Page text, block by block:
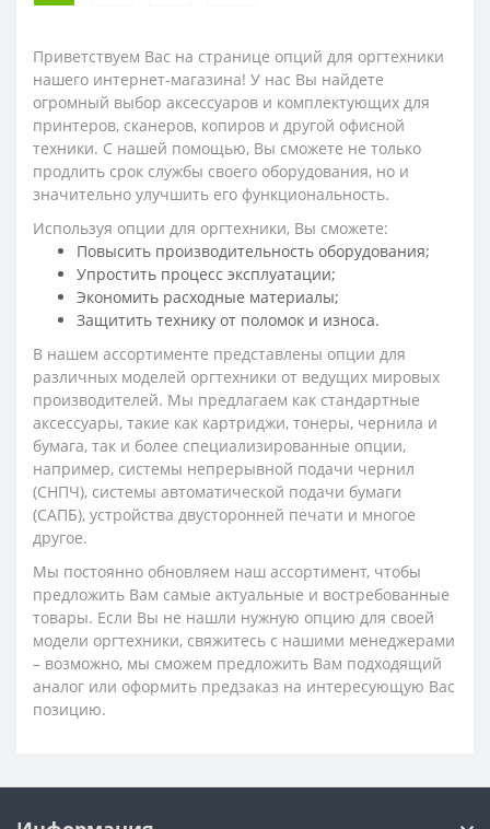
Приветствуем Вас на странице опций для оргтехники
нашего интернет-магазина! У нас Вы найдете
огромный выбор аксессуаров и комплектующих для
принтеров, сканеров, копиров и другой офисной
техники. С нашей помощью, Вы сможете не только
продлить срок службы своего оборудования, но и
значительно улучшить его функциональность.
Используя опции для оргтехники, Вы сможете:
Повысить производительность оборудования;
Упростить процесс эксплуатации;
Экономить расходные материалы;
Защитить технику от поломок и износа.
В нашем ассортименте представлены опции для
различных моделей оргтехники от ведущих мировых
производителей. Мы предлагаем как стандартные
аксессуары, такие как картриджи, тонеры, чернила и
бумага, так и более специализированные опции,
например, системы непрерывной подачи чернил
(СНПЧ), системы автоматической подачи бумаги
(САПБ), устройства двусторонней печати и многое
другое.
Мы постоянно обновляем наш ассортимент, чтобы
предложить Вам самые актуальные и востребованные
товары. Если Вы не нашли нужную опцию для своей
модели оргтехники, свяжитесь с нашими менеджерами
– возможно, мы сможем предложить Вам подходящий
аналог или оформить предзаказ на интересующую Вас
позицию.